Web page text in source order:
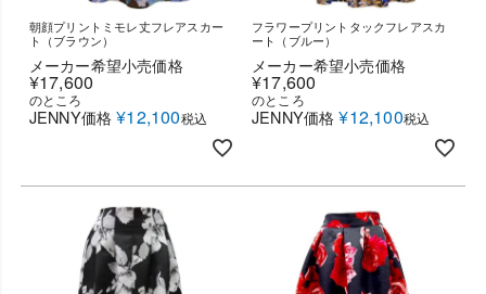
朝顔プリントミモレ丈フレアスカー
ト（ブラウン）
メーカー希望小売価格
¥17,600
のところ
JENNY価格 ¥12,100税込
フラワープリントタックフレアスカ
ート（ブルー）
メーカー希望小売価格
¥17,600
のところ
JENNY価格 ¥12,100税込